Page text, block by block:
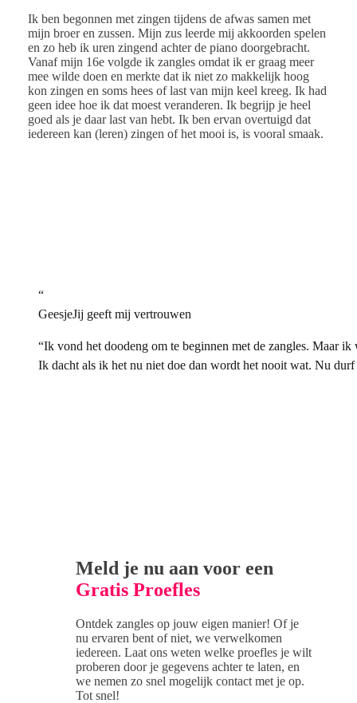
Ik ben begonnen met zingen tijdens de afwas samen met
mijn broer en zussen. Mijn zus leerde mij akkoorden spelen
en zo heb ik uren zingend achter de piano doorgebracht.
Vanaf mijn 16e volgde ik zangles omdat ik er graag meer
mee wilde doen en merkte dat ik niet zo makkelijk hoog
kon zingen en soms hees of last van mijn keel kreeg. Ik had
geen idee hoe ik dat moest veranderen. Ik begrijp je heel
goed als je daar last van hebt. Ik ben ervan overtuigd dat
iedereen kan (leren) zingen of het mooi is, is vooral smaak.
“
GeesjeJij geeft mij vertrouwen
“Ik vond het doodeng om te beginnen met de zangles. Maar
Ik dacht als ik het nu niet doe dan wordt het nooit wat. Nu
Meld je nu aan voor een
Gratis Proefles
Ontdek zangles op jouw eigen manier! Of je
nu ervaren bent of niet, we verwelkomen
iedereen. Laat ons weten welke proefles je wilt
proberen door je gegevens achter te laten, en
we nemen zo snel mogelijk contact met je op.
Tot snel!